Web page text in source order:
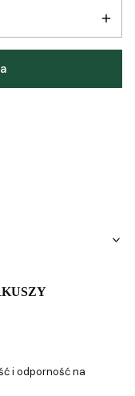
i odporność na